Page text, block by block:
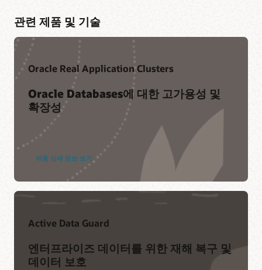
클라우드 교육
LiveLabs 워크샵 - Oracle Database In-Memory로 분석 성능
Oracle Database In-Memory 리소스
TOM Office Hours 문의
관련 콘텐츠
Oracle Database In-Memory 고객 의견 (1:28)
CustomerXPs(PDF)
Villeroy and Boch(PDF)
General Mills(PDF)
관련 제품 및 기술
Oracle Real Application Clusters
Oracle Databases에 대한 고가용성 및
확장성
제품 상세 정보 보기
Active Data Guard
엔터프라이즈 데이터를 위한 재해 복구 및
데이터 보호